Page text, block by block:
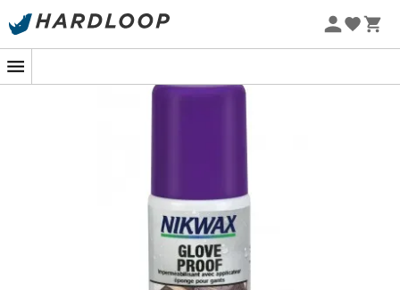
Promoções de verão 🔥 -5% EXTRA a partir de 2 produtos*
Nada mais simples, com o aplicador
Glove Proof da
Nikwaxque impermeabiliza suas luvas sem alterar a
respirabilidade ou a aderência das palmas. Graças à
sua esponja integrada, o aplicador Glove Proof de
e diretamente nas
e permite manter suas mãos bem secas.
Este produto biodegradável respeita o meio ambiente.